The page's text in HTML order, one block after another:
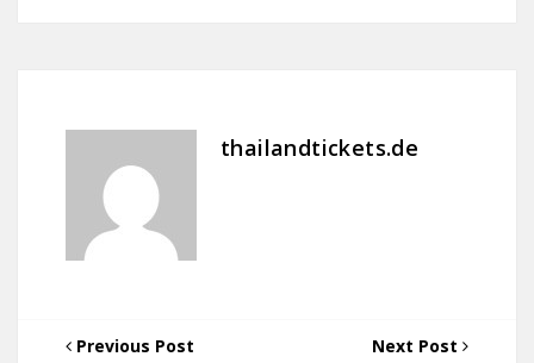
thailandtickets.de
Previous Post Next Post